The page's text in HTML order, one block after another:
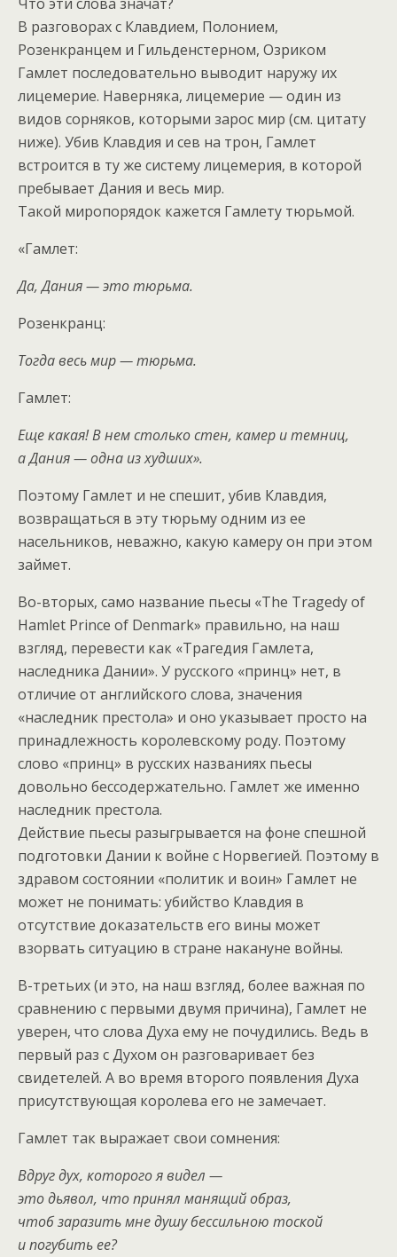
В разговорах с Клавдием, Полонием,
Розенкранцем и Гильденстерном, Озриком
Гамлет последовательно выводит наружу их
лицемерие. Наверняка, лицемерие — один из
видов сорняков, которыми зарос мир (см. цитату
ниже). Убив Клавдия и сев на трон, Гамлет
встроится в ту же систему лицемерия, в которой
пребывает Дания и весь мир.
Такой миропорядок кажется Гамлету тюрьмой.
«Гамлет:
Да, Дания — это тюрьма.
Розенкранц:
Тогда весь мир — тюрьма.
Гамлет:
Еще какая! В нем столько стен, камер и темниц,
а Дания — одна из худших».
Поэтому Гамлет и не спешит, убив Клавдия,
возвращаться в эту тюрьму одним из ее
насельников, неважно, какую камеру он при этом
займет.
Во-вторых, само название пьесы «The Tragedy of
Hamlet Prince of Denmark» правильно, на наш
взгляд, перевести как «Трагедия Гамлета,
наследника Дании». У русского «принц» нет, в
отличие от английского слова, значения
«наследник престола» и оно указывает просто на
принадлежность королевскому роду. Поэтому
слово «принц» в русских названиях пьесы
довольно бессодержательно. Гамлет же именно
наследник престола.
Действие пьесы разыгрывается на фоне спешной
подготовки Дании к войне с Норвегией. Поэтому в
здравом состоянии «политик и воин» Гамлет не
может не понимать: убийство Клавдия в
отсутствие доказательств его вины может
взорвать ситуацию в стране накануне войны.
В-третьих (и это, на наш взгляд, более важная по
сравнению с первыми двумя причина), Гамлет не
уверен, что слова Духа ему не почудились. Ведь в
первый раз с Духом он разговаривает без
свидетелей. А во время второго появления Духа
присутствующая королева его не замечает.
Гамлет так выражает свои сомнения:
Вдруг дух, которого я видел —
это дьявол, что принял манящий образ,
чтоб заразить мне душу бессильною тоской
и погубить ее?